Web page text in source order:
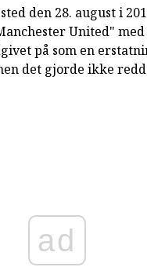
den 28. august i
United"
på som en
det gjorde ikke
ad